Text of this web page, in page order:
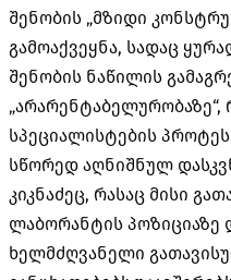
შენობის „მზიდი
გამოაქვეყნა, სადაც
შენობის ნაწილის
„არარენტაბელურობაზე“,
სპეციალისტების
სწორედ აღნიშნულ
კიკნაძეც, რასაც მისი
ლაბორანტის პოზიციაზე
ხელმძღვანელი